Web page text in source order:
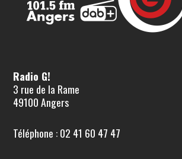
Radio G!
3 rue de la Rame
49100 Angers
Téléphone : 02 41 60 47 47